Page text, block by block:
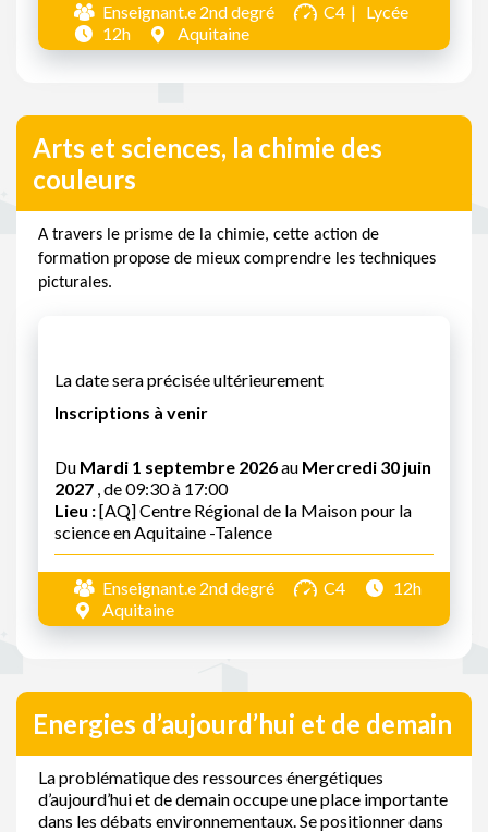
Enseignant.e 2nd degré C4
Lycée
12h
Aquitaine
Arts et sciences, la chimie des
couleurs
A travers le prisme de la chimie, cette action de
formation propose de mieux comprendre les techniques
picturales.
La date sera précisée ultérieurement
Inscriptions à venir
Du Mardi 1 septembre 2026au Mercredi 30 juin
2027 , de 09:30 à 17:00
Lieu :[AQ] Centre Régional de la Maison pour la
science en Aquitaine -Talence
Enseignant.e 2nd degré C4
12h
Aquitaine
Energies d’aujourd’hui et de demain
La problématique des ressources énergétiques
d’aujourd’hui et de demain occupe une place importante
dans les débats environnementaux. Se positionner dans